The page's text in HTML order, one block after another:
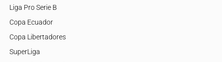
Liga Pro Serie B
Copa Ecuador
Copa Libertadores
SuperLiga